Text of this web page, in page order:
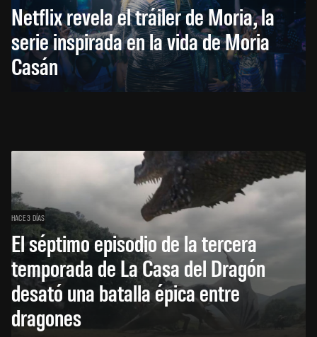
Netflix revela el tráiler de Moria, la
serie inspirada en la vida de Moria
Casán
HACE 3 DÍAS
El séptimo episodio de la tercera
temporada de La Casa del Dragón
desató una batalla épica entre
dragones